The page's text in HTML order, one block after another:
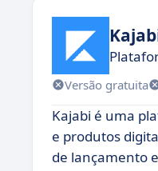
Versão gratuita
Kajabi é uma
e produtos
de lançamento